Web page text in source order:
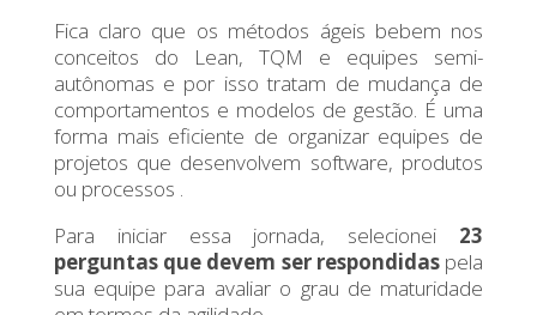
Fica claro que os métodos ágeis bebem nos
conceitos do Lean, TQM e equipes semi-
autônomas e por isso tratam de mudança de
comportamentos e modelos de gestão. É uma
forma mais eficiente de organizar equipes de
projetos que desenvolvem software, produtos
ou processos .
Para iniciar essa jornada, selecionei 23
perguntas que devem ser respondidaspela
sua equipe para avaliar o grau de maturidade